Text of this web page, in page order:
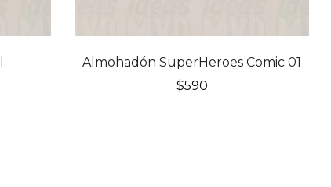
Almohadón SuperHeroes Comic 01
$590